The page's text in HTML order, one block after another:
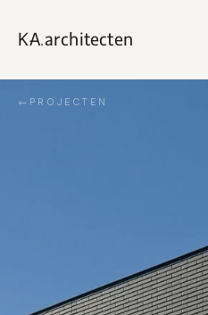
KA.architecten
← PROJECTEN